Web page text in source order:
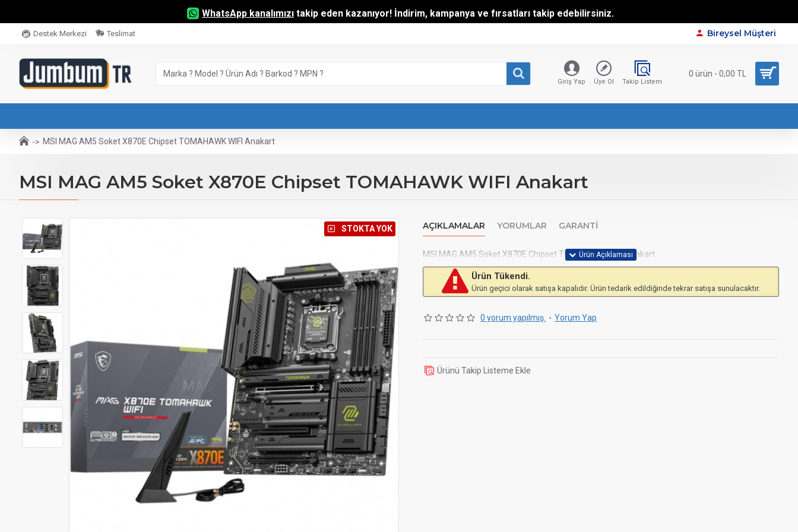
WhatsApp kanalımızı takip eden kazanıyor! İndirim, kampanya ve fırsatları takip edebilirsiniz.
Destek Merkezi Teslimat Bireysel Müşteri
Giriş Yap Üye Ol Takip Listem
0 ürün - 0,00 TL
MSI MAG AM5 Soket X870E Chipset TOMAHAWK WIFI Anakart
MSI MAG AM5 Soket X870E Chipset TOMAHAWK WIFI Anakart
⠀STOKTA YOK
Ürün Tükendi.
Ürün geçici olarak satışa kapalıdır. Ürün tedarik edildiğinde tekrar satışa sunulacaktır.
AÇIKLAMALAR YORUMLAR GARANTI
MSI MAG AM5 Soket X870E Chipset TOMAHAWK WIFI Anakart
0 yorum yapılmış. - Yorum Yap
Ürünü Takip Listeme Ekle